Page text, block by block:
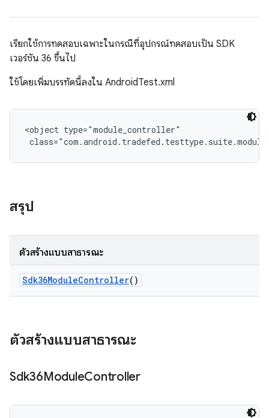
เรียกใช้การทดสอบเฉพาะในกรณีที่อุปกรณ์ทดสอบเป็น SDK
เวอร์ชัน 36 ขึ้นไป
ใช้โดยเพิ่มบรรทัดนี้ลงใน AndroidTest.xml
<object type="module_controller"
สรุป
ตัวสร้างแบบสาธารณะ
Sdk36ModuleController()
ตัวสร้างแบบสาธารณะ
Sdk36ModuleController